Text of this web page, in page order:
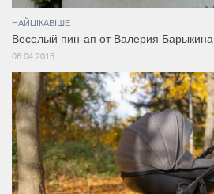
НАЙЦІКАВІШЕ
Веселый пин-ап от Валерия Барыкина
08.04.2015